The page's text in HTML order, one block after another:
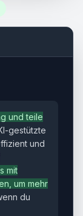
und teile
gestützte
und
mit
um mehr
du